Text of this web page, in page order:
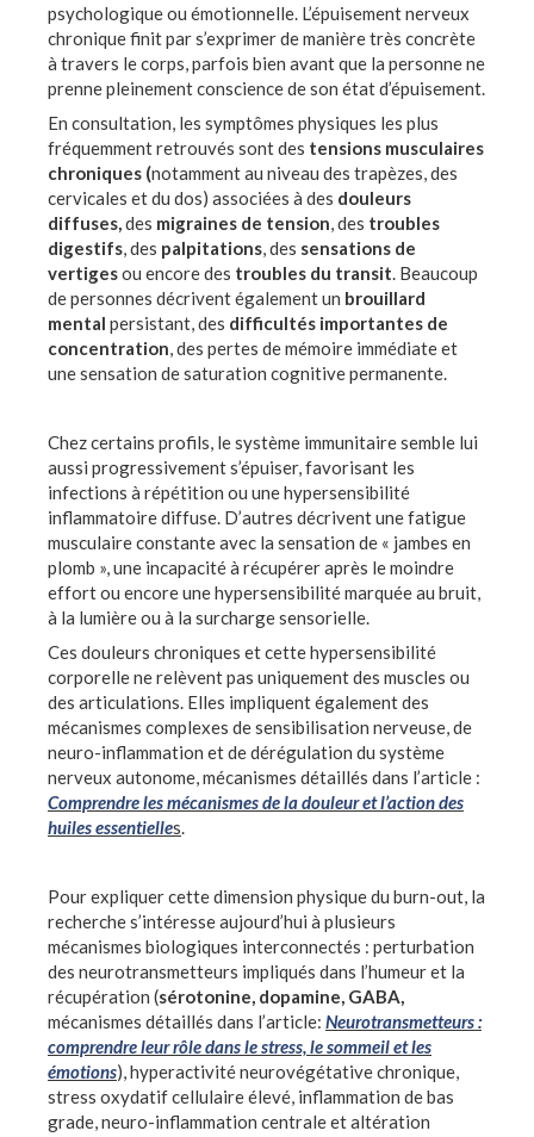
psychologique ou émotionnelle. L’épuisement nerveux
chronique finit par s’exprimer de manière très concrète
à travers le corps, parfois bien avant que la personne ne
prenne pleinement conscience de son état d’épuisement.
En consultation, les symptômes physiques les plus
fréquemment retrouvés sont des tensions musculaires
chroniques (notamment au niveau des trapèzes, des
cervicales et du dos) associées à des douleurs
diffuses, des migraines de tension , des troubles
digestifs , des palpitations , des sensations de
vertigesou encore des troubles du transit . Beaucoup
de personnes décrivent également un brouillard
mental persistant, des difficultés importantes de
concentration , des pertes de mémoire immédiate et
une sensation de saturation cognitive permanente.
Chez certains profils, le système immunitaire semble lui
aussi progressivement s’épuiser, favorisant les
infections à répétition ou une hypersensibilité
inflammatoire diffuse. D’autres décrivent une fatigue
musculaire constante avec la sensation de « jambes en
plomb », une incapacité à récupérer après le moindre
effort ou encore une hypersensibilité marquée au bruit,
à la lumière ou à la surcharge sensorielle.
Ces douleurs chroniques et cette hypersensibilité
corporelle ne relèvent pas uniquement des muscles ou
des articulations. Elles impliquent également des
mécanismes complexes de sensibilisation nerveuse, de
neuro-inflammation et de dérégulation du système
nerveux autonome, mécanismes détaillés dans l’article :
Comprendre les mécanismes de la douleur et l’action des
huiles essentielles
Pour expliquer cette dimension physique du burn-out, la
recherche s’intéresse aujourd’hui à plusieurs
mécanismes biologiques interconnectés : perturbation
des neurotransmetteurs impliqués dans l’humeur et la
récupération (sérotonine, dopamine, GABA,
mécanismes détaillés dans l’article: Neurotransmetteurs :
comprendre leur rôle dans le stress, le sommeil et les
émotions), hyperactivité neurovégétative chronique,
stress oxydatif cellulaire élevé, inflammation de bas
grade, neuro-inflammation centrale et altération